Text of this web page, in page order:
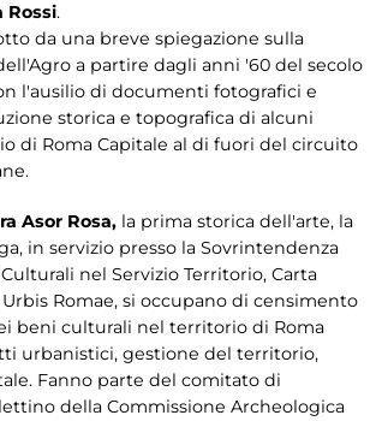
Rossi.
da una breve spiegazione sulla
a partire dagli anni '60 del secolo
l'ausilio di documenti fotografici e
storica e topografica di alcuni
di Roma Capitale al di fuori del circuito
Asor Rosa, la prima storica dell'arte, la
in servizio presso la Sovrintendenza
nel Servizio Territorio, Carta
Romae, si occupano di censimento
beni culturali nel territorio di Roma
urbanistici, gestione del territorio,
Fanno parte del comitato di
della Commissione Archeologica